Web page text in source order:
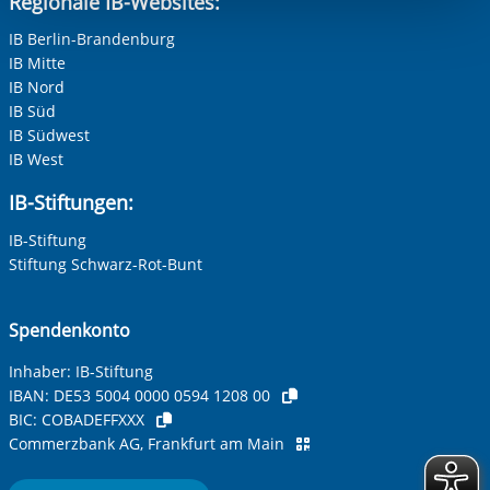
berechtigter Interessen und daher unabhängig von einer
Einwilligung.
IB Berlin-Brandenburg
IB Mitte
IB Nord
IB Süd
IB Südwest
IB West
IB-Stiftungen:
IB-Stiftung
Stiftung Schwarz-Rot-Bunt
Spendenkonto
Inhaber: IB-Stiftung
IBAN: DE53 5004 0000 0594 1208 00
BIC: COBADEFFXXX
Commerzbank AG, Frankfurt am Main